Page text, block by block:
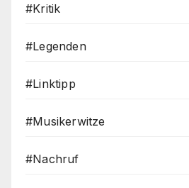
#Kritik
#Legenden
#Linktipp
#Musikerwitze
#Nachruf